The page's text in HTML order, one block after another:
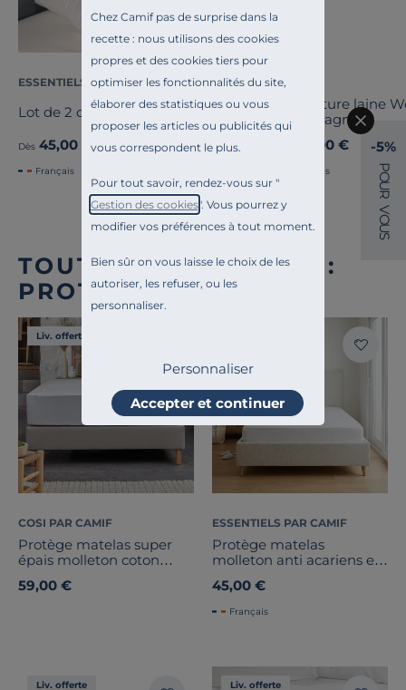
Chez Camif pas de surprise dans la
recette : nous utilisons des cookies
propres et des cookies tiers pour
optimiser les fonctionnalités du site,
élaborer des statistiques ou vous
proposer les articles ou publicités qui
vous correspondent le plus.
Pour tout savoir, rendez-vous sur "
Gestion des cookies". Vous pourrez y
modifier vos préférences à tout moment.
Bien sûr on vous laisse le choix de les
autoriser, les refuser, ou les
personnaliser.
Personnaliser
Accepter et continuer
ESSENTIELS PAR CAMIF
Lot de 2 oreillers Pacôme
Dès 45,00 €
Français
OURSON
Couverture laine
Champagny
89,00 €
Français
TOUTE NOTRE OFFRE :
PROTÈGES MATELAS
Liv. offerte
COSI PAR CAMIF
Protège matelas super
épais molleton coton
59,00 €
ESSENTIELS PAR CAMIF
Protège matelas
molleton anti acariens et
45,00 €
Français
Liv. offerte Liv. offerte
-5%
P
O
U
R
V
O
U
S